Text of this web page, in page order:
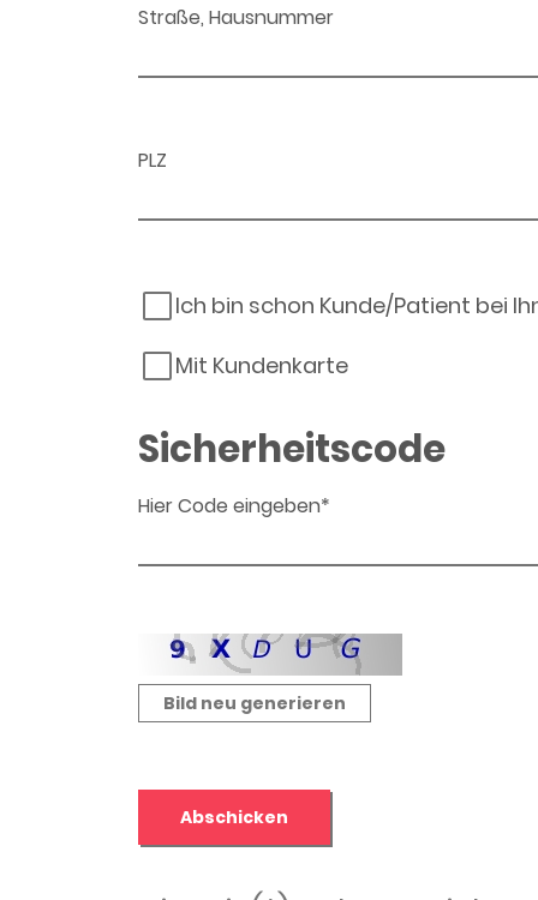
Straße, Hausnummer
PLZ
Ich bin schon Kunde/Patient bei
Mit Kundenkarte
Sicherheitscode
Hier Code eingeben*